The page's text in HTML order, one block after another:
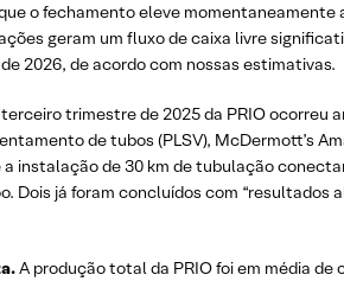
o fechamento eleve momentaneamente
geram um fluxo de caixa livre
2026, de acordo com nossas estimativas.
trimestre de 2025 da PRIO ocorreu
de tubos (PLSV), McDermott’s
instalação de 30 km de tubulação
Dois já foram concluídos com
A produção total da PRIO foi em média de